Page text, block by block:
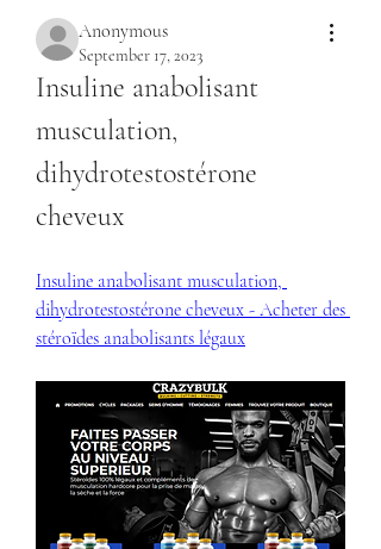
Anonymous
September 17, 2023
Insuline anabolisant
musculation,
dihydrotestostérone
cheveux
Insuline anabolisant musculation,
dihydrotestostérone cheveux - Acheter des
stéroïdes anabolisants légaux